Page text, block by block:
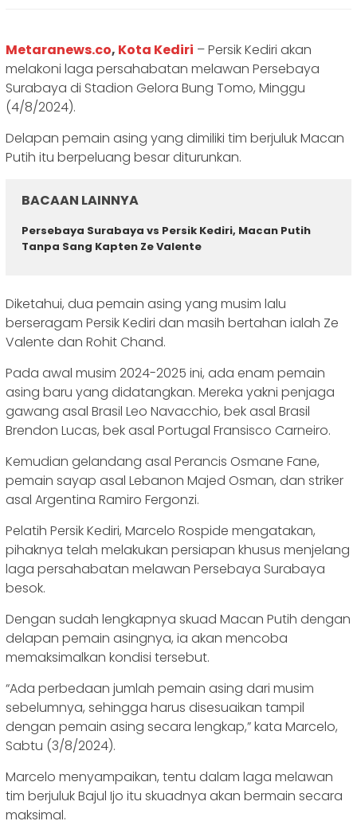
Metaranews.co, Kota Kediri – Persik Kediri akan
melakoni laga persahabatan melawan Persebaya
Surabaya di Stadion Gelora Bung Tomo, Minggu
(4/8/2024).
Delapan pemain asing yang dimiliki tim berjuluk Macan
Putih itu berpeluang besar diturunkan.
BACAAN LAINNYA
Persebaya Surabaya vs Persik Kediri, Macan Putih
Tanpa Sang Kapten Ze Valente
Diketahui, dua pemain asing yang musim lalu
berseragam Persik Kediri dan masih bertahan ialah Ze
Valente dan Rohit Chand.
Pada awal musim 2024-2025 ini, ada enam pemain
asing baru yang didatangkan. Mereka yakni penjaga
gawang asal Brasil Leo Navacchio, bek asal Brasil
Brendon Lucas, bek asal Portugal Fransisco Carneiro.
Kemudian gelandang asal Perancis Osmane Fane,
pemain sayap asal Lebanon Majed Osman, dan striker
asal Argentina Ramiro Fergonzi.
Pelatih Persik Kediri, Marcelo Rospide mengatakan,
pihaknya telah melakukan persiapan khusus menjelang
laga persahabatan melawan Persebaya Surabaya
besok.
Dengan sudah lengkapnya skuad Macan Putih dengan
delapan pemain asingnya, ia akan mencoba
memaksimalkan kondisi tersebut.
“Ada perbedaan jumlah pemain asing dari musim
sebelumnya, sehingga harus disesuaikan tampil
dengan pemain asing secara lengkap,” kata Marcelo,
Sabtu (3/8/2024).
Marcelo menyampaikan, tentu dalam laga melawan
tim berjuluk Bajul Ijo itu skuadnya akan bermain secara
maksimal.